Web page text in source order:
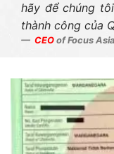
hãy để chúng
thành công của
CEO of Focus